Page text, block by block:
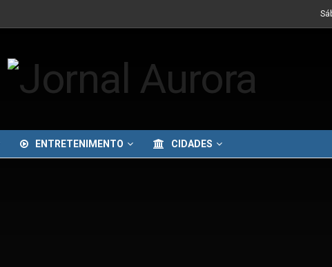
ENTRETENIMENTO CIDADES